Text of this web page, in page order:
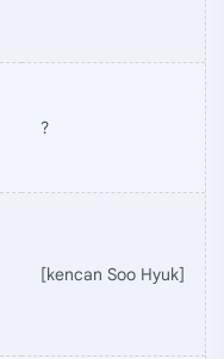
?
[kencan Soo Hyuk]